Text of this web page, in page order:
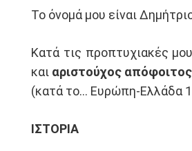
Το όνομά μου είναι
Κατά τις προπτυχιακές
και αριστούχος
(κατά το… Ευρώπη-Ελλάδα
ΙΣΤΟΡΙΑ